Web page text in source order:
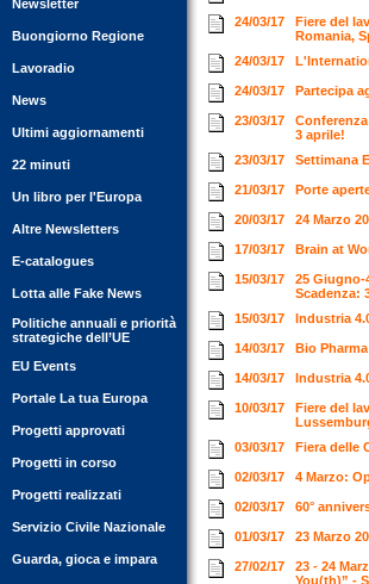
Newsletter
Buongiorno Regione
Lavoradio
News
Ultimi aggiornamenti
22 minuti
Un libro per l'Europa
Altre Newsletters
E-catalogues
Lotta alle Fake News
Politiche annuali e priorità
strategiche dell’UE
EU Events
Portale La tua Europa
Progetti approvati
Progetti in corso
Progetti realizzati
Servizio Civile Nazionale
Guarda, gioca e impara
24/03/17
Fiere del
Romania,
24/03/17
24/03/17 Partecipa
23/03/17
3 aprile!
23/03/17
Settimana
21/03/17 Porte
20/03/17 24 Marzo
17/03/17 Brain at
15/03/17
25 Giugno-
Scadenza:
15/03/17
Industria
14/03/17 Bio
14/03/17 Industria
10/03/17
Fiere del
03/03/17
Fiera delle
02/03/17 4 Marzo:
02/03/17 60°
01/03/17 23 Marzo
27/02/17
23 - 24
You(th)” -